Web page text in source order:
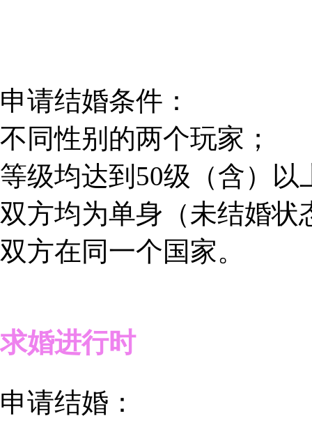
申请结婚条件：
不同性别的两个玩家；
等级均达到50级（含）以
双方均为单身（未结婚状
双方在同一个国家。
求婚进行时
申请结婚：